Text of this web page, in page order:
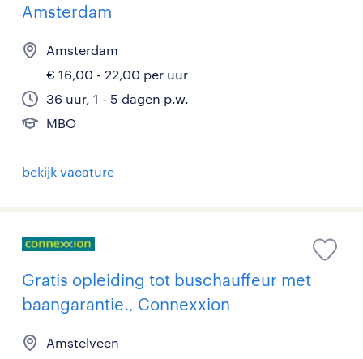
Amsterdam
Amsterdam
€ 16,00 - 22,00 per uur
36 uur, 1 - 5 dagen p.w.
MBO
bekijk vacature
Gratis opleiding tot buschauffeur met
baangarantie., Connexxion
Amstelveen